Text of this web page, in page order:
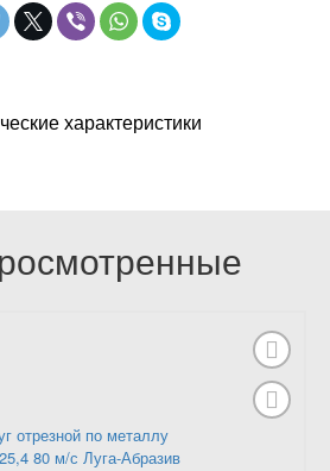
характеристики